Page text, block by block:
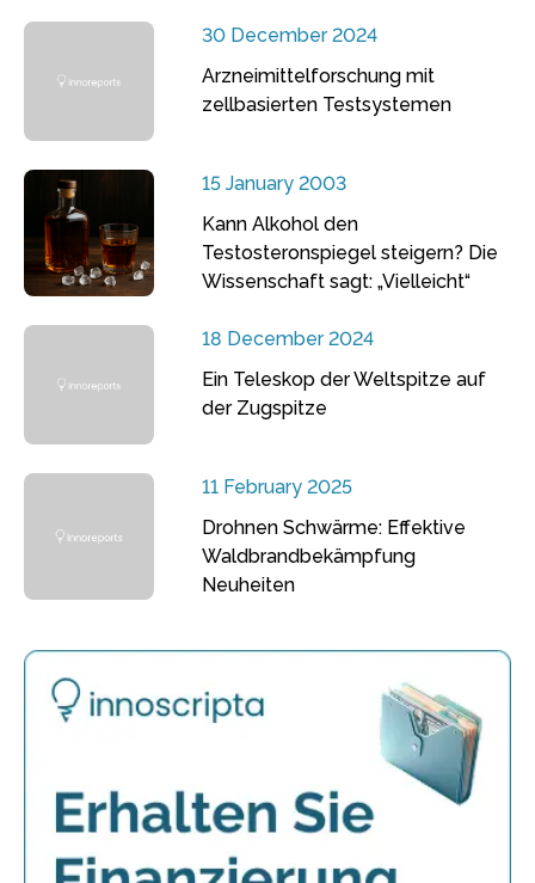
30 December 2024
Arzneimittelforschung mit
zellbasierten Testsystemen
15 January 2003
Kann Alkohol den
Testosteronspiegel steigern? Die
Wissenschaft sagt: „Vielleicht“
18 December 2024
Ein Teleskop der Weltspitze auf
der Zugspitze
11 February 2025
Drohnen Schwärme: Effektive
Waldbrandbekämpfung
Neuheiten